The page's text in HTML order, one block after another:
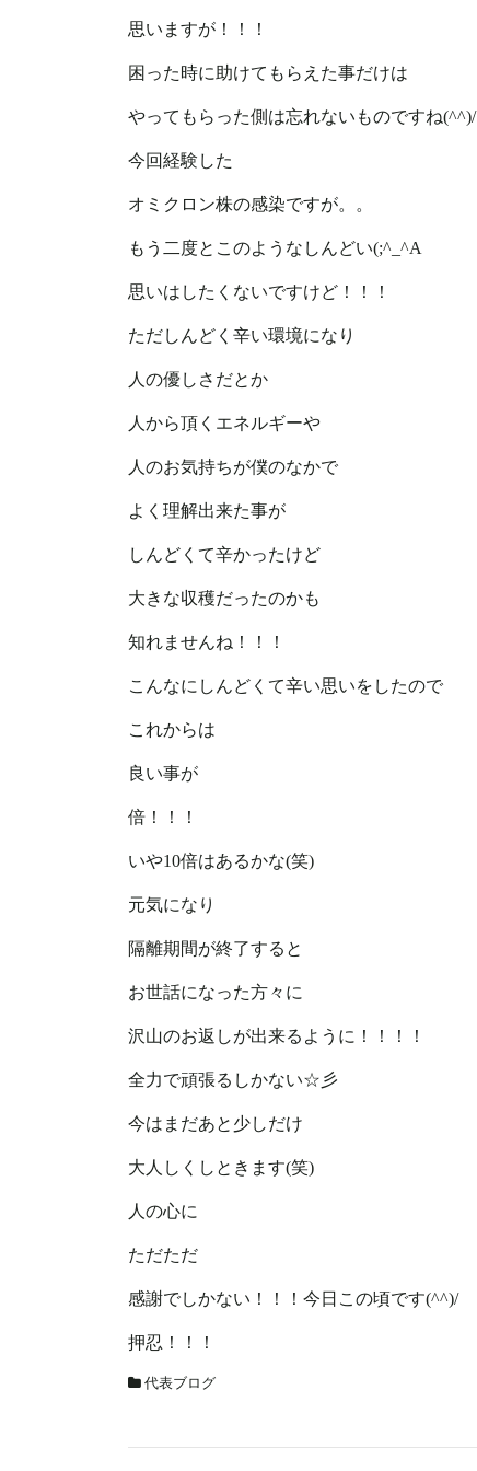
思いますが！！！
困った時に助けてもらえた事だけは
やってもらった側は忘れないものですね(^^)/
今回経験した
オミクロン株の感染ですが。。
もう二度とこのようなしんどい(;^_^A
思いはしたくないですけど！！！
ただしんどく辛い環境になり
人の優しさだとか
人から頂くエネルギーや
人のお気持ちが僕のなかで
よく理解出来た事が
しんどくて辛かったけど
大きな収穫だったのかも
知れませんね！！！
こんなにしんどくて辛い思いをしたので
これからは
良い事が
倍！！！
いや10倍はあるかな(笑)
元気になり
隔離期間が終了すると
お世話になった方々に
沢山のお返しが出来るように！！！！
全力で頑張るしかない☆彡
今はまだあと少しだけ
大人しくしときます(笑)
人の心に
ただただ
感謝でしかない！！！今日この頃です(^^)/
押忍！！！
代表ブログ